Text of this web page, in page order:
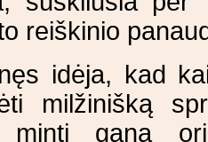
reiškinio
idėja, kad
milžinišką
mintį gana